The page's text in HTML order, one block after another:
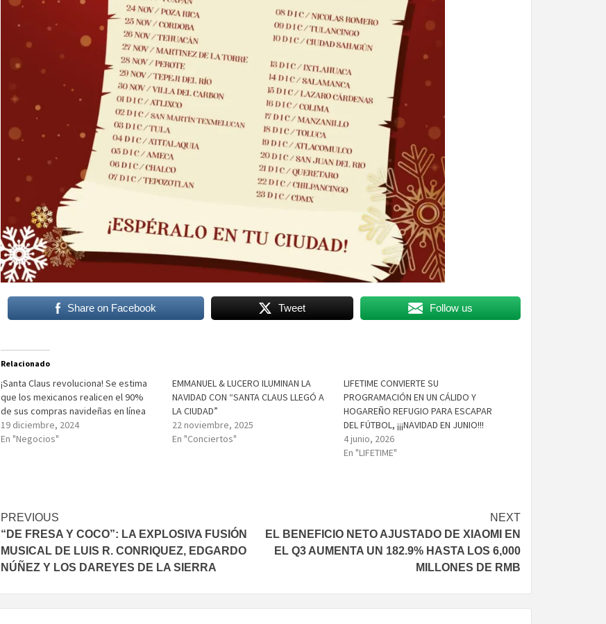
Share on Facebook Tweet Follow us
Relacionado
¡Santa Claus revoluciona! Se estima
que los mexicanos realicen el 90%
de sus compras navideñas en línea
19 diciembre, 2024
En "Negocios"
EMMANUEL & LUCERO ILUMINAN LA
NAVIDAD CON “SANTA CLAUS LLEGÓ A
LA CIUDAD”
22 noviembre, 2025
En "Conciertos"
LIFETIME CONVIERTE SU
PROGRAMACIÓN EN UN CÁLIDO Y
HOGAREÑO REFUGIO PARA ESCAPAR
DEL FÚTBOL, ¡¡¡NAVIDAD EN JUNIO!!!
4 junio, 2026
En "LIFETIME"
Post
navigation
PREVIOUS
“DE FRESA Y COCO”: LA EXPLOSIVA FUSIÓN
MUSICAL DE LUIS R. CONRIQUEZ, EDGARDO
NÚÑEZ Y LOS DAREYES DE LA SIERRA
NEXT
EL BENEFICIO NETO AJUSTADO DE XIAOMI EN
EL Q3 AUMENTA UN 182.9% HASTA LOS 6,000
MILLONES DE RMB